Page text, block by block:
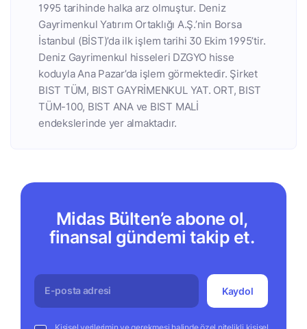
1995 tarihinde halka arz olmuştur. Deniz
Gayrimenkul Yatırım Ortaklığı A.Ş.’nin Borsa
İstanbul (BİST)’da ilk işlem tarihi 30 Ekim 1995’tir.
Deniz Gayrimenkul hisseleri DZGYO hisse
koduyla Ana Pazar’da işlem görmektedir. Şirket
BIST TÜM, BIST GAYRİMENKUL YAT. ORT, BIST
TÜM-100, BIST ANA ve BIST MALİ
endekslerinde yer almaktadır.
Midas Bülten’e abone ol,
finansal gündemi takip et.
Kaydol